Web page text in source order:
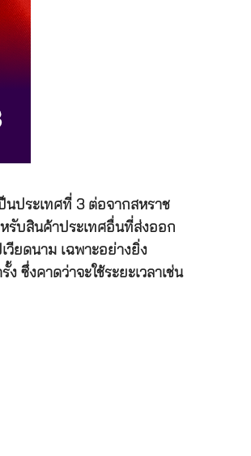
นประเทศที่ 3 ต่อจากสหราช
รับสินค้าประเทศอื่นที่ส่งออก
วียดนาม เฉพาะอย่างยิ่ง
ซึ่งคาดว่าจะใช้ระยะเวลาเช่น